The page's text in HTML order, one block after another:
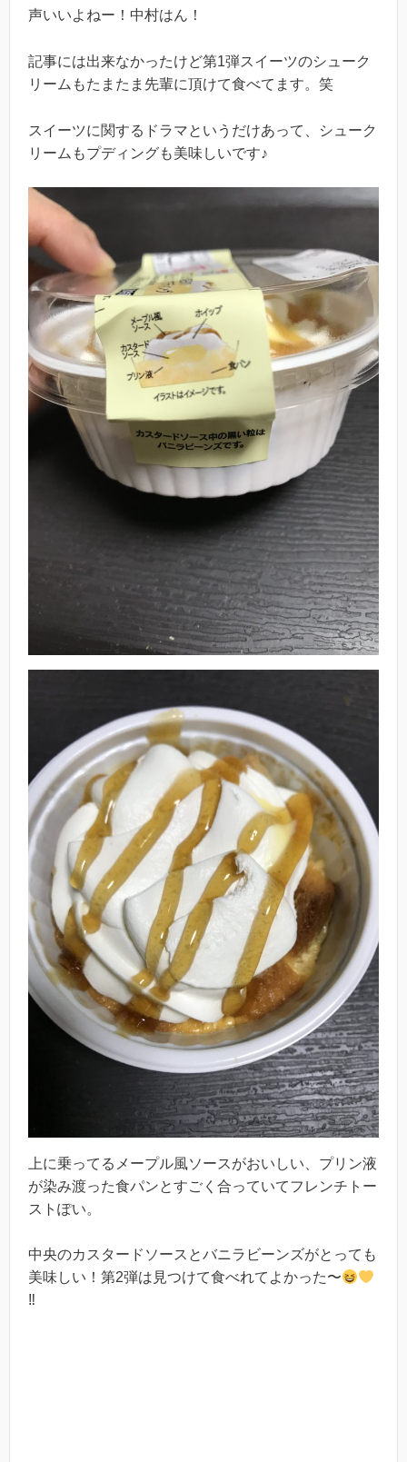
声いいよねー！中村はん！
記事には出来なかったけど第1弾スイーツのシューク
リームもたまたま先輩に頂けて食べてます。笑
スイーツに関するドラマというだけあって、シューク
リームもプディングも美味しいです♪
上に乗ってるメープル風ソースがおいしい、プリン液
が染み渡った食パンとすごく合っていてフレンチトー
ストぽい。
中央のカスタードソースとバニラビーンズがとっても
美味しい！第2弾は見つけて食べれてよかった〜
‼︎